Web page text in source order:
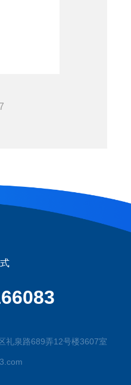
礼泉路689弄12号楼3607室